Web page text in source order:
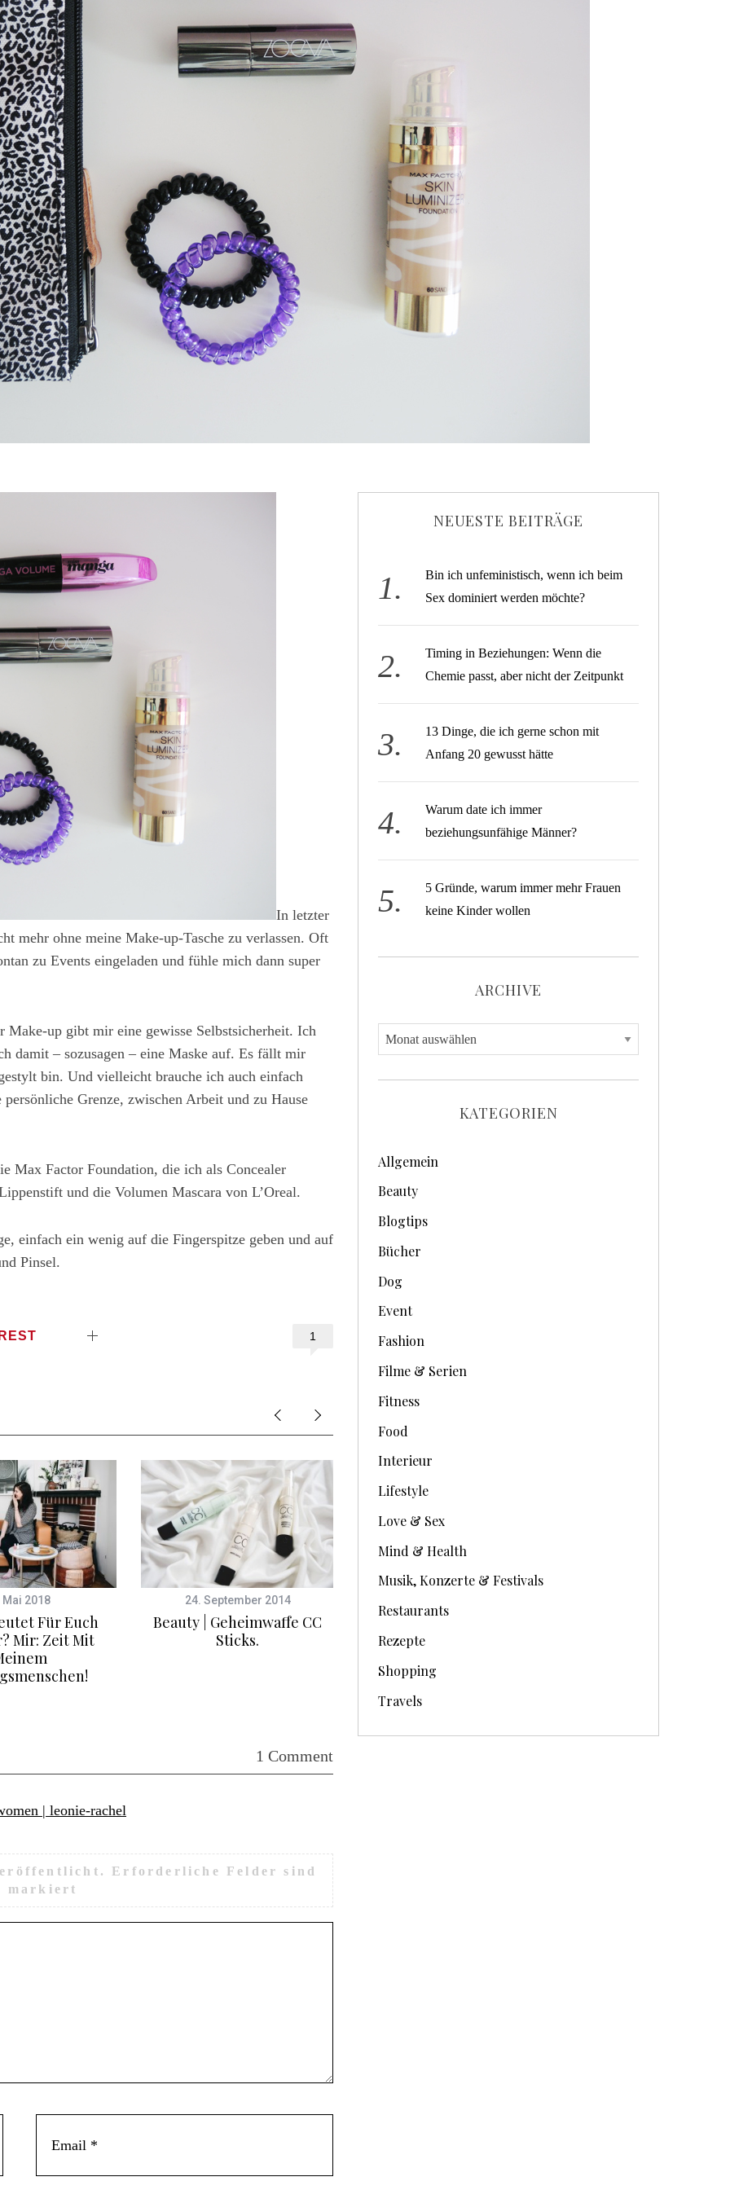
In letzter
mehr ohne meine Make-up-Tasche zu verlassen. Oft
zu Events eingeladen und fühle mich dann super
Make-up gibt mir eine gewisse Selbstsicherheit. Ich
damit – sozusagen – eine Maske auf. Es fällt mir
bin. Und vielleicht brauche ich auch einfach
Grenze, zwischen Arbeit und zu Hause
Max Factor Foundation, die ich als Concealer
und die Volumen Mascara von L’Oreal.
einfach ein wenig auf die Fingerspitze geben und auf
Pinsel.
1
Mai 2018
Für Euch
Mir: Zeit Mit
24. September 2014
Beauty | Geheimwaffe CC
Sticks.
Gift Guide: Männer
Brauchen Viel Zärtlichkeit
1 Comment
| leonie-rachel
Erforderliche Felder sind
markiert
NEUESTE BEITRÄGE
Bin ich unfeministisch, wenn ich beim
Sex dominiert werden möchte?
Timing in Beziehungen: Wenn die
Chemie passt, aber nicht der Zeitpunkt
13 Dinge, die ich gerne schon mit
Anfang 20 gewusst hätte
Warum date ich immer
beziehungsunfähige Männer?
5 Gründe, warum immer mehr Frauen
keine Kinder wollen
ARCHIVE
A
r
c
e
KATEGORIEN
Allgemein
Beauty
Blogtips
Bücher
Dog
Event
Fashion
Filme & Serien
Fitness
Food
Interieur
Lifestyle
Love & Sex
Mind & Health
Musik, Konzerte & Festivals
Restaurants
Rezepte
Shopping
Travels